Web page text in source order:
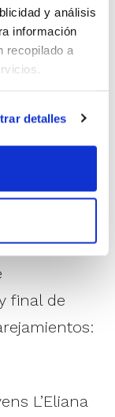
y análisis
información
recopilado a
detalles
CBF
lugar
la
en
de semana
final de
L’Eliana